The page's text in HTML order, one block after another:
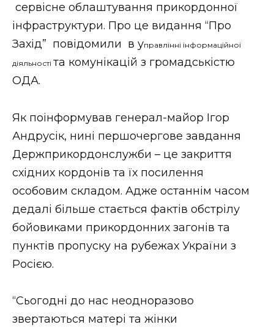
сервісне облаштування прикордонної
інфраструктури. Про це видання “Про
Захід” повідомили в управлінні інформаційної
діяльності та комунікацій з громадськістю
ОДА.
Як поінформував генерал-майор Ігор
Андрусік, нині першочергове завдання
Держприкордонслужби – це закриття
східних кордонів та їх посилення
особовим складом. Адже останнім часом
дедалі більше стається фактів обстрілу
бойовиками прикордонних загонів та
пунктів пропуску на рубежах України з
Росією.
“Сьогодні до нас неодноразово
звертаються матері та жінки